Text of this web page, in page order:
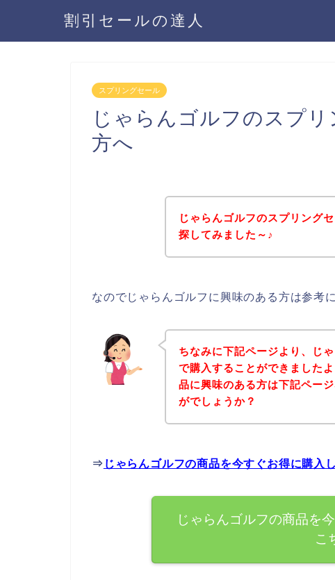
割引セールの達人
スプリングセール
じゃらんゴルフのスプ
方へ
じゃらんゴルフのスプリング
探してみました～♪
なのでじゃらんゴルフに興味のある方は参考
ちなみに下記ページより、じ
で購入することができました
品に興味のある方は下記ペー
がでしょうか？
⇒ じゃらんゴルフの商品を今すぐお得に購入
じゃらんゴルフの商品を
こ